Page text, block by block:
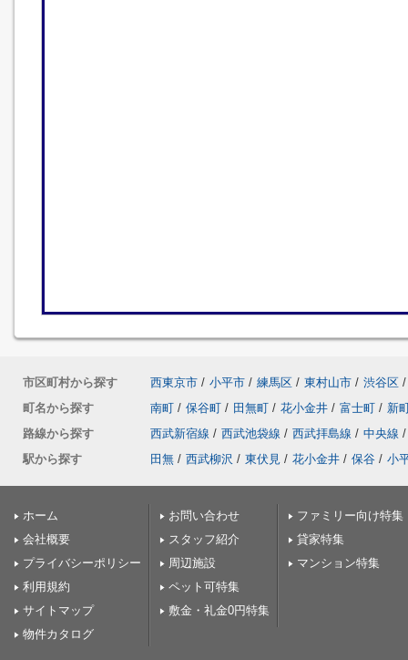
市区町村から探す 西東京市 / 小平市 / 練馬区 / 東村山市 / 渋谷区 /
町名から探す
南町 / 保谷町 / 田無町 / 花小金井 / 富士町 / 新
路線から探す
西武新宿線 / 西武池袋線 / 西武拝島線 / 中央線 /
駅から探す
田無 / 西武柳沢 / 東伏見 / 花小金井 / 保谷 / 小
ホーム
会社概要
プライバシーポリシー
利用規約
サイトマップ
物件カタログ
お問い合わせ
スタッフ紹介
周辺施設
ペット可特集
敷金・礼金0円特集
ファミリー向け特集
貸家特集
マンション特集